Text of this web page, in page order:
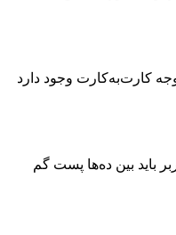
وجه کارت‌به‌کارت وجود دارد
باید بین ده‌ها پست گم